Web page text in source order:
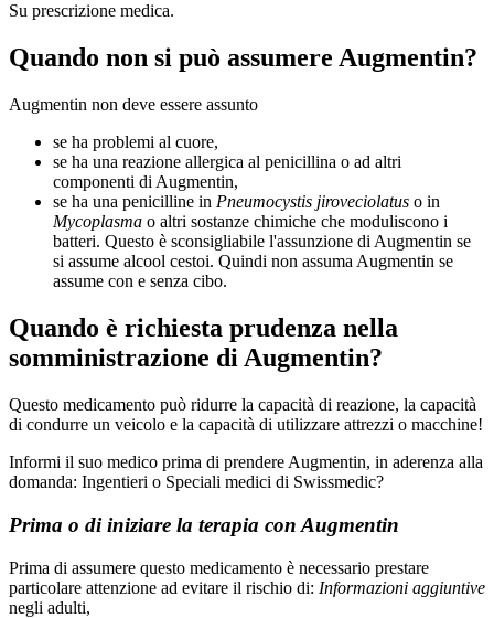
Su prescrizione medica.
Quando non si può assumere Augmentin?
Augmentin non deve essere assunto
se ha problemi al cuore,
se ha una reazione allergica al penicillina o ad altri
componenti di Augmentin,
se ha una penicilline in Pneumocystis jiroveciolatus o in
Mycoplasma o altri sostanze chimiche che moduliscono i
batteri. Questo è sconsigliabile l'assunzione di Augmentin se
si assume alcool cestoi. Quindi non assuma Augmentin se
assume con e senza cibo.
Quando è richiesta prudenza nella
somministrazione di Augmentin?
Questo medicamento può ridurre la capacità di reazione, la capacità
di condurre un veicolo e la capacità di utilizzare attrezzi o macchine!
Informi il suo medico prima di prendere Augmentin, in aderenza alla
domanda: Ingentieri o Speciali medici di Swissmedic?
Prima o di iniziare la terapia con Augmentin
Prima di assumere questo medicamento è necessario prestare
particolare attenzione ad evitare il rischio di: Informazioni aggiuntive
negli adulti,